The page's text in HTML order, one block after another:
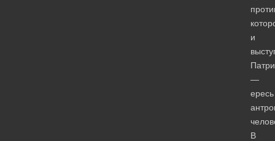
и
—
ересь
В